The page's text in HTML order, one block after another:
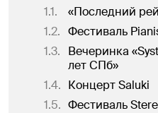
1.1.
«Последний
1.2. Фестиваль
1.3.
Вечеринка
лет СПб»
1.4. Концерт Saluki
1.5. Фестиваль